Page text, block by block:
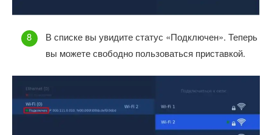
В списке вы увидите статус «Подключен». Теперь
вы можете свободно пользоваться приставкой.